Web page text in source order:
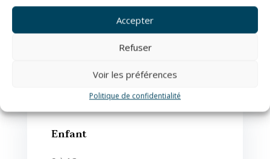
Accepter
Refuser
Voir les préférences
Politique de confidentialité
Enfant